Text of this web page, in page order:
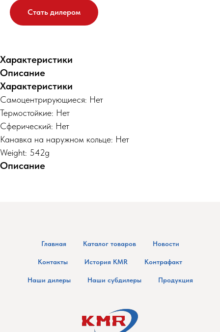
Стать дилером
Характеристики
Описание
Характеристики
Самоцентрирующиеся: Нет
Термостойкие: Нет
Сферический: Нет
Канавка на наружном кольце: Нет
Weight: 542g
Описание
Главная Каталог товаров Новости
Контакты История KMR Контрафакт
Наши дилеры Наши субдилеры Продукция